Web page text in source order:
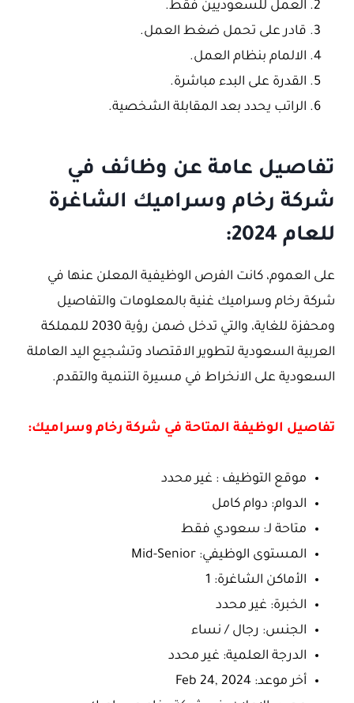
العمل للسعوديين فقط.
قادر على تحمل ضغط العمل.
الالمام بنظام العمل.
القدرة على البدء مباشرة.
الراتب يحدد بعد المقابلة الشخصية.
تفاصيل عامة عن وظائف في
شركة رخام وسراميك الشاغرة
للعام 2024:
على العموم، كانت الفرص الوظيفية المعلن عنها في
شركة رخام وسراميك غنية بالمعلومات والتفاصيل
ومحفزة للغاية، والتي تدخل ضمن رؤية 2030 للمملكة
العربية السعودية لتطوير الاقتصاد وتشجيع اليد العاملة
السعودية على الانخراط في مسيرة التنمية والتقدم.
تفاصيل الوظيفة المتاحة في شركة رخام وسراميك:
موقع التوظيف : غير محدد
الدوام: دوام كامل
متاحة لـ: سعودي فقط
المستوى الوظيفي: Mid-Senior
الأماكن الشاغرة: 1
الخبرة: غير محدد
الجنس: رجال / نساء
الدرجة العلمية: غير محدد
أخر موعد: Feb 24, 2024